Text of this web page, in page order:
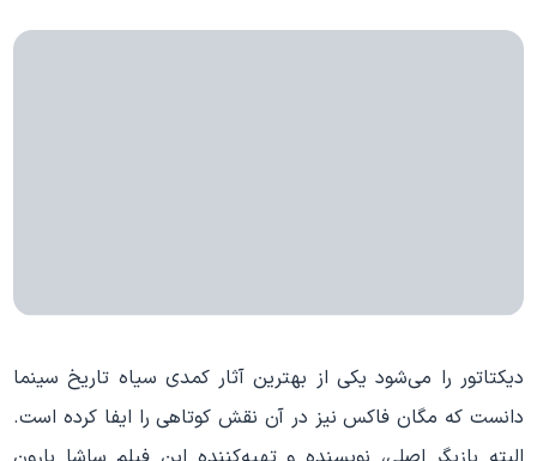
دیکتاتور را می‌شود یکی از بهترین آثار کمدی سیاه تاریخ سینما
دانست که مگان فاکس نیز در آن نقش کوتاهی را ایفا کرده است.